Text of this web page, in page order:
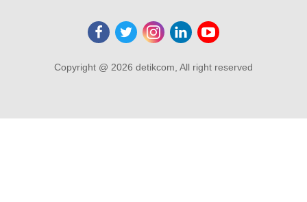
Copyright @ 2026 detikcom, All right reserved